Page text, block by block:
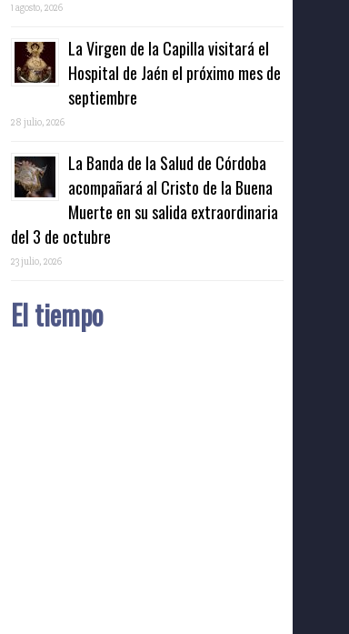
1 agosto, 2026
La Virgen de la Capilla visitará el
Hospital de Jaén el próximo mes de
septiembre
28 julio, 2026
La Banda de la Salud de Córdoba
acompañará al Cristo de la Buena
Muerte en su salida extraordinaria
del 3 de octubre
23 julio, 2026
El tiempo